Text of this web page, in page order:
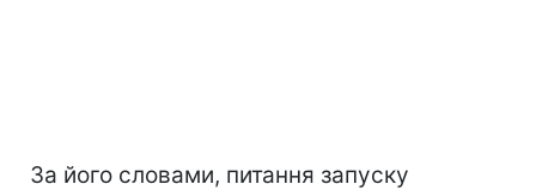
За його словами, питання запуску